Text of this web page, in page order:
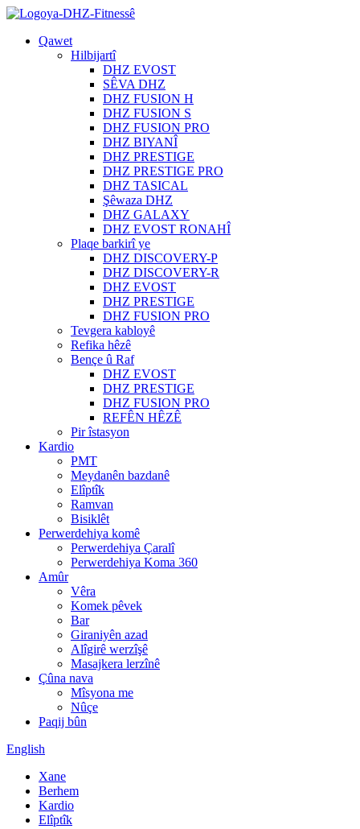
Qawet
Hilbijartî
DHZ EVOST
SÊVA DHZ
DHZ FUSION H
DHZ FUSION S
DHZ FUSION PRO
DHZ BIYANÎ
DHZ PRESTIGE
DHZ PRESTIGE PRO
DHZ TASICAL
Şêwaza DHZ
DHZ GALAXY
DHZ EVOST RONAHÎ
Plaqe barkirî ye
DHZ DISCOVERY-P
DHZ DISCOVERY-R
DHZ EVOST
DHZ PRESTIGE
DHZ FUSION PRO
Tevgera kabloyê
Refika hêzê
Bençe û Raf
DHZ EVOST
DHZ PRESTIGE
DHZ FUSION PRO
REFÊN HÊZÊ
Pir îstasyon
Kardio
PMT
Meydanên bazdanê
Elîptîk
Ramvan
Bisiklêt
Perwerdehiya komê
Perwerdehiya Çaralî
Perwerdehiya Koma 360
Amûr
Vêra
Komek pêvek
Bar
Giraniyên azad
Alîgirê werzîşê
Masajkera lerzînê
Çûna nava
Mîsyona me
Nûçe
Paqij bûn
English
Xane
Berhem
Kardio
Elîptîk